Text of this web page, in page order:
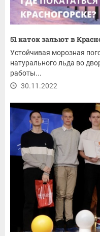
51 каток зальют в
Устойчивая морозная
натурального льда во
работы...
30.11.2022